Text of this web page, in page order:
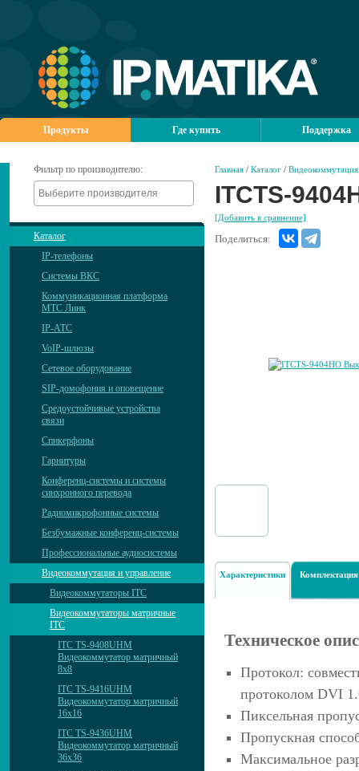
Продукты Где купить Поддержка
Фильтр по производителю:
Каталог
IP-телефоны
Системы ВКС
Коммуникационная платформа
МТС Линк
IP-АТС
VoIP-шлюзы
Сетевое оборудование
SIP-домофония и оповещение
Средоустойчивые устройства
связи
Спикерфоны
Гарнитуры
Конференц-системы и системы
синхронного перевода
Радиомикрофонные системы
Безбумажные конференц-системы
Профессиональные аудиосистемы
Видеокоммутация и управление
Видеокоммутаторы ITC
Видеокоммутаторы матричные
ITC
ITC TS-9408UHM
Видеокоммутатор матричный
8х8
ITC TS-9416UHM
Видеокоммутатор матричный
16х16
ITC TS-9436UHM
Видеокоммутатор матричный
36х36
Главная / Каталог /
ITCTS-
[Добавить в сравнение]
Поделиться:
Характеристики Комплектация
Техническое
Протокол:
протоколом DVI
Пиксельная
Пропускная
Максимальное